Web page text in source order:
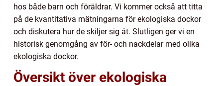
hos både barn och föräldrar. Vi kommer också att titta
på de kvantitativa mätningarna för ekologiska dockor
och diskutera hur de skiljer sig åt. Slutligen ger vi en
historisk genomgång av för- och nackdelar med olika
ekologiska dockor.
Översikt över ekologiska